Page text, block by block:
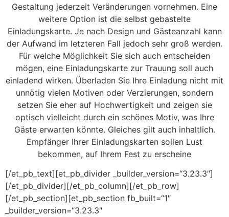
Gestaltung jederzeit Veränderungen vornehmen. Eine
weitere Option ist die selbst gebastelte
Einladungskarte. Je nach Design und Gästeanzahl kann
der Aufwand im letzteren Fall jedoch sehr groß werden.
Für welche Möglichkeit Sie sich auch entscheiden
mögen, eine Einladungskarte zur Trauung soll auch
einladend wirken. Überladen Sie Ihre Einladung nicht mit
unnötig vielen Motiven oder Verzierungen, sondern
setzen Sie eher auf Hochwertigkeit und zeigen sie
optisch vielleicht durch ein schönes Motiv, was Ihre
Gäste erwarten könnte. Gleiches gilt auch inhaltlich.
Empfänger Ihrer Einladungskarten sollen Lust
bekommen, auf Ihrem Fest zu erscheine
[/et_pb_text][et_pb_divider _builder_version=“3.23.3″]
[/et_pb_divider][/et_pb_column][/et_pb_row]
[/et_pb_section][et_pb_section fb_built=“1″
_builder_version=“3.23.3″